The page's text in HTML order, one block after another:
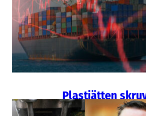
Konjunktur
AAK, Alfa Laval, Lindab,
Stockholmsbörsen
med ett ras i nivå med
kraschen 2008. Rapidus
frågat de stora skånska
de…
Plastjätten
målen